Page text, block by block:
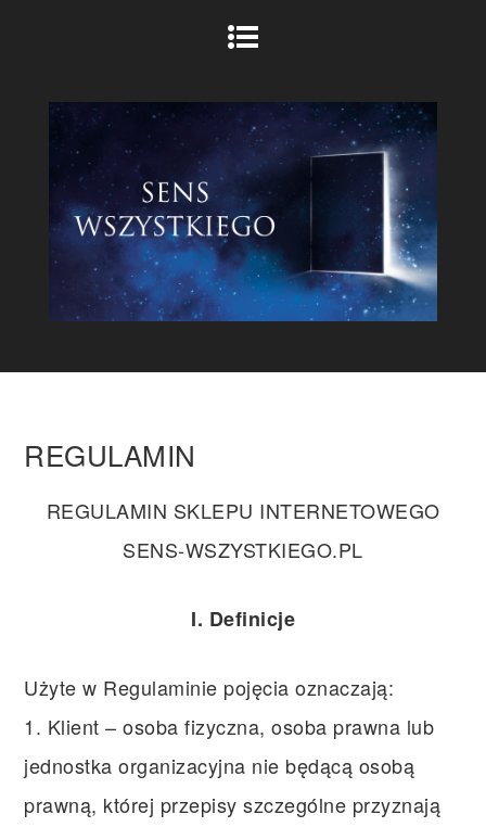
REGULAMIN
REGULAMIN SKLEPU INTERNETOWEGO
SENS-WSZYSTKIEGO.PL
I. Definicje
Użyte w Regulaminie pojęcia oznaczają:
1. Klient – osoba fizyczna, osoba prawna lub
jednostka organizacyjna nie będącą osobą
prawną, której przepisy szczególne przyznają